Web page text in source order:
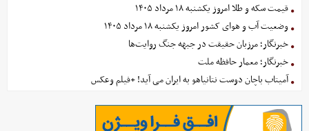
قیمت سکه و طلا امروز یکشنبه ۱۸ مرداد ۱۴۰۵
وضعیت آب و هوای کشور امروز یکشنبه ۱۸ مرداد ۱۴۰۵
خبرنگار؛ مرزبان حقیقت در جبهه جنگ روایت‌ها
خبرنگار؛ معمار حافظه ملت
آمیتاب باچان دوست نتانیاهو به ایران می آید! +فیلم وعکس